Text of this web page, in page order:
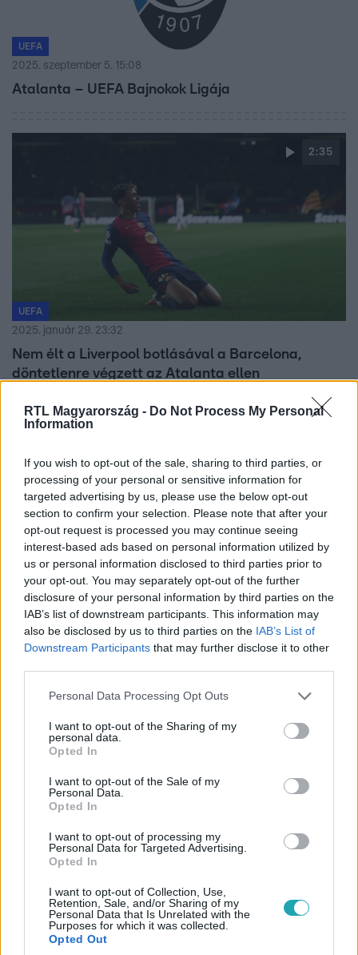
RTL Magyarország - Do Not Process My Personal
Information
If you wish to opt-out of the sale, sharing to third parties, or
processing of your personal or sensitive information for
targeted advertising by us, please use the below opt-out
section to confirm your selection. Please note that after your
opt-out request is processed you may continue seeing
interest-based ads based on personal information utilized by
us or personal information disclosed to third parties prior to
your opt-out. You may separately opt-out of the further
disclosure of your personal information by third parties on the
IAB’s list of downstream participants. This information may
also be disclosed by us to third parties on the IAB’s List of
Downstream Participants that may further disclose it to other
Please note that this website/app uses one or more Google
not limited to your visit or usage behaviour. You may click to
grant or deny consent to Google and its third-party tags to
use your data for below specified purposes in below Google
consent section.
Personal Data Processing Opt Outs
I want to opt-out of the Sharing of my
personal data.
Opted In
I want to opt-out of the Sale of my
Personal Data.
Opted In
I want to opt-out of processing my
Personal Data for Targeted Advertising.
Opted In
I want to opt-out of Collection, Use,
Retention, Sale, and/or Sharing of my
Personal Data that Is Unrelated with the
Purposes for which it was collected.
Opted Out
UEFA
2025. szeptember 5. 15:08
Atalanta – UEFA Bajnokok Ligája
2:35
UEFA
2025. január 29. 23:32
Nem élt a Liverpool botlásával a Barcelona,
döntetlenre végzett az Atalanta ellen
Barcelona Atalanta összefoglaló: a 2-2-es döntetlen után
a Barca másodikként nyolcaddöntős, az Atalantára vár a
Európa egyik legjobb formában játszó csapata vár
a Real Madrid sztárjaira a Bajnokok Ligája
alapszakaszában
módszeresen tönkreveri, de mire lesz ez elegendő a Real
Madriddal szemben?